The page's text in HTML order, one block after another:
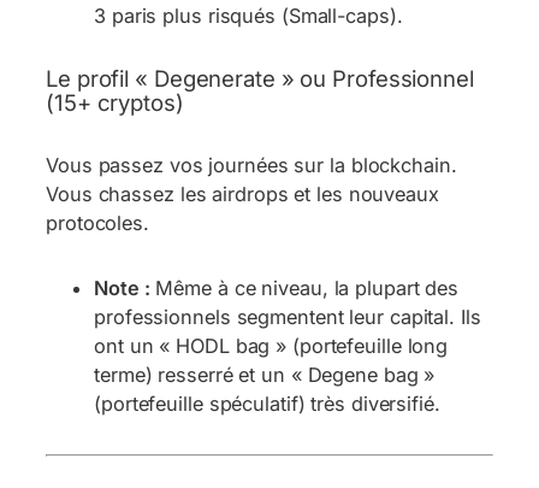
3 paris plus risqués (Small-caps).
Le profil « Degenerate » ou Professionnel
(15+ cryptos)
Vous passez vos journées sur la blockchain.
Vous chassez les airdrops et les nouveaux
protocoles.
Note : Même à ce niveau, la plupart des
professionnels segmentent leur capital. Ils
ont un « HODL bag » (portefeuille long
terme) resserré et un « Degene bag »
(portefeuille spéculatif) très diversifié.